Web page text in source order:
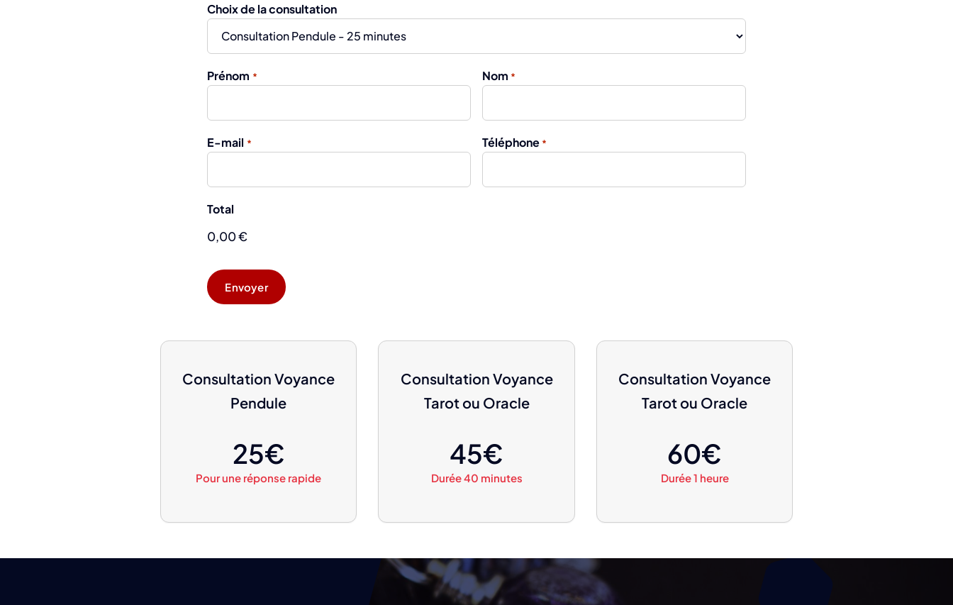
Choix de la consultation
Prénom * Nom *
E-mail * Téléphone *
Total
Consultation Voyance
Pendule
25€
Pour une réponse rapide
Consultation Voyance
Tarot ou Oracle
45€
Durée 40 minutes
Consultation Voyance
Tarot ou Oracle
60€
Durée 1 heure